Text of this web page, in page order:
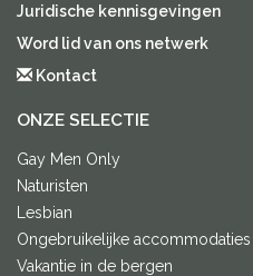
Juridische kennisgevingen
Word lid van ons netwerk
Kontact
ONZE SELECTIE
Gay Men Only
Naturisten
Lesbian
Ongebruikelijke accommodaties
Vakantie in de bergen